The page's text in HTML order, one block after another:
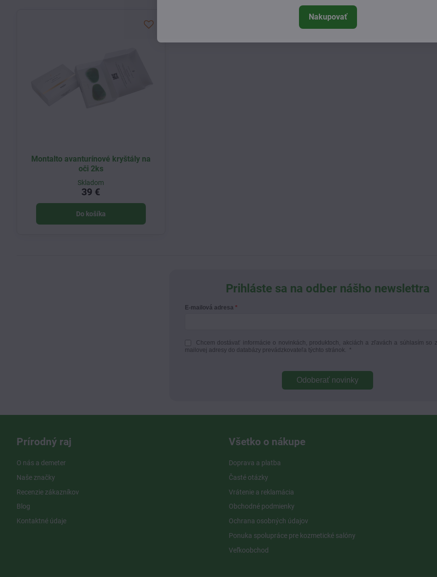
Montalto avanturínové kryštály na
oči 2ks
Skladom
39 €
Do košíka
Prihláste sa na odber nášho newslettra
E-mailová adresa
Chcem dostávať informácie o novinkách, produktoch, akciách a zľavách a súhlasím so
mailovej adresy do databázy prevádzkovateľa týchto stránok.
*
Odoberať novinky
Prírodný raj
O nás a demeter
Naše značky
Recenzie zákazníkov
Blog
Kontaktné údaje
Všetko o nákupe
Doprava a platba
Časté otázky
Vrátenie a reklamácia
Obchodné podmienky
Ochrana osobných údajov
Ponuka spolupráce pre kozmetické salóny
Veľkoobchod
Nakupovať